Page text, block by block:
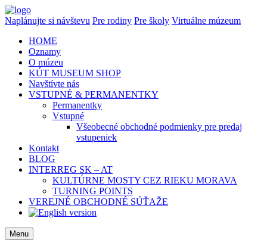
Naplánujte si návštevu Pre rodiny Pre školy Virtuálne múzeum
HOME
Oznamy
O múzeu
KÚT MUSEUM SHOP
Navštívte nás
VSTUPNÉ & PERMANENTKY
Permanentky
Vstupné
Všeobecné obchodné podmienky pre predaj
vstupeniek
Kontakt
BLOG
INTERREG SK – AT
KULTÚRNE MOSTY CEZ RIEKU MORAVA
TURNING POINTS
VEREJNÉ OBCHODNÉ SÚŤAŽE
Menu